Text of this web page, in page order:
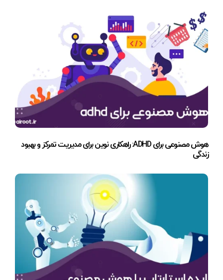
هوش مصنوعی برای ADHD: راهکاری نوین برای مدیریت تمرکز و بهبود
زندگی